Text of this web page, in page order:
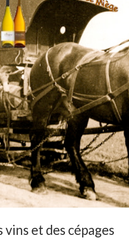
vins et des cépages